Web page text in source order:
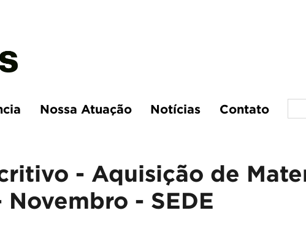
Nossa Atuação Notícias Contato
- Aquisição de
- SEDE